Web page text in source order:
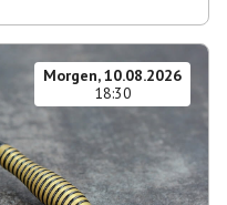
Morgen, 10.08.2026
18:30